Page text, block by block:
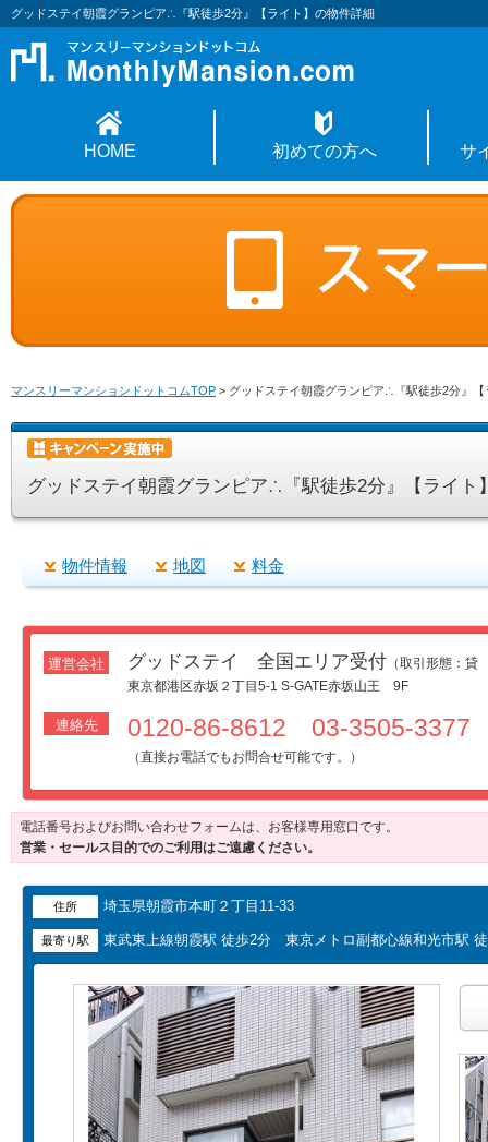
グッドステイ朝霞グランピア∴『駅徒歩2分』【ライト】の物件詳細
HOME 初めての方へ サ
マンスリーマンションドットコムTOP > グッドステイ朝霞グランピア∴『駅徒歩2分』
グッドステイ朝霞グランピア∴『駅徒歩2分』【ライト
物件情報 地図 料金
運営会社 グッドステイ 全国エリア受付（取引形態：
東京都港区赤坂２丁目5-1 S-GATE赤坂山王 9F
連絡先 0120-86-8612 03-3505-3377
（直接お電話でもお問合せ可能です。）
電話番号およびお問い合わせフォームは、お客様専用窓口です。
営業・セールス目的でのご利用はご遠慮ください。
住所 埼玉県朝霞市本町２丁目11-33
最寄り駅 東武東上線朝霞駅 徒歩2分 東京メトロ副都心線和光市駅